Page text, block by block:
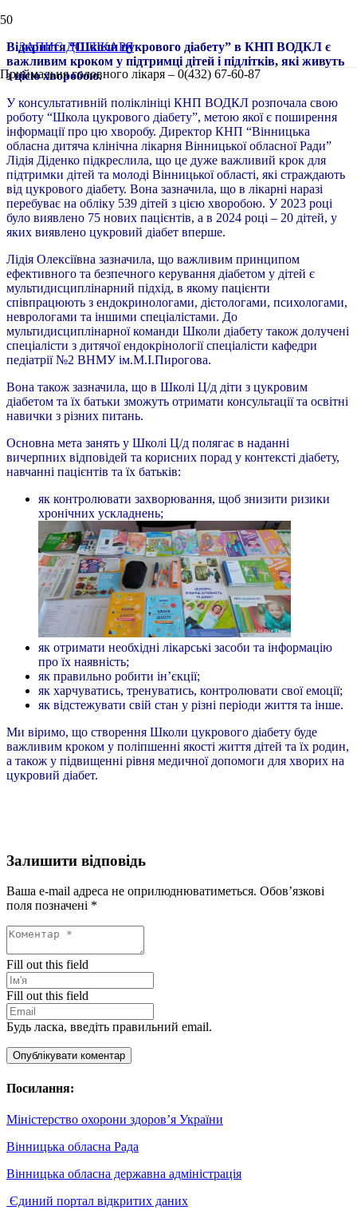
ЗАПИС ДО ЛІКАРЯ
Приймальня головного лікаря – 0(432) 67-60-87
Відкриття “Школи цукрового діабету” в КНП ВОДКЛ є
важливим кроком у підтримці дітей і підлітків, які живуть
з цією хворобою.
У консультативній поліклініці КНП ВОДКЛ розпочала свою
роботу “Школа цукрового діабету”, метою якої є поширення
інформації про цю хворобу. Директор КНП “Вінницька
обласна дитяча клінічна лікарня Вінницької обласної Ради”
Лідія Діденко підкреслила, що це дуже важливий крок для
підтримки дітей та молоді Вінницької області, які страждають
від цукрового діабету. Вона зазначила, що в лікарні наразі
перебуває на обліку 539 дітей з цією хворобою. У 2023 році
було виявлено 75 нових пацієнтів, а в 2024 році – 20 дітей, у
яких виявлено цукровий діабет вперше.
Лідія Олексіївна зазначила, що важливим принципом
ефективного та безпечного керування діабетом у дітей є
мультидисциплінарний підхід, в якому пацієнти
співпрацюють з ендокринологами, дієтологами, психологами,
неврологами та іншими спеціалістами. До
мультидисциплінарної команди Школи діабету також долучені
спеціалісти з дитячої ендокрінології спеціалісти кафедри
педіатрії №2 ВНМУ ім.М.І.Пирогова.
Вона також зазначила, що в Школі Ц/д діти з цукровим
діабетом та їх батьки зможуть отримати консультації та освітні
навички з різних питань.
Основна мета занять у Школі Ц/д полягає в наданні
вичерпних відповідей та корисних порад у контексті діабету,
навчанні пацієнтів та їх батьків:
як контролювати захворювання, щоб знизити ризики
хронічних ускладнень;
як отримати необхідні лікарські засоби та інформацію
про їх наявність;
як правильно робити ін’єкції;
як харчуватись, тренуватись, контролювати свої емоції;
як відстежувати свій стан у різні періоди життя та інше.
Ми віримо, що створення Школи цукрового діабету буде
важливим кроком у поліпшенні якості життя дітей та їх родин,
а також у підвищенні рівня медичної допомоги для хворих на
цукровий діабет.
Залишити відповідь
Ваша e-mail адреса не оприлюднюватиметься. Обов’язкові
поля позначені *
Fill out this field
Fill out this field
Будь ласка, введіть правильний email.
Опублікувати коментар
Посилання:
Міністерство охорони здоров’я України
Вінницька обласна Рада
Вінницька обласна державна адміністрація
Єдиний портал відкритих даних